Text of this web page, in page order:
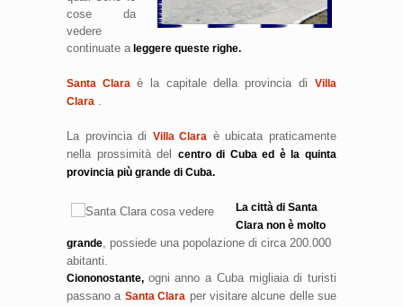
cose da
vedere
continuate a leggere queste righe.
Santa Clara è la capitale della provincia di Villa
Clara
La provincia di Villa Clara è ubicata praticamente
nella prossimità del centro di Cuba ed è la quinta
provincia più grande di Cuba.
La città di Santa
Clara non è molto
grande , possiede una popolazione di circa 200.000
abitanti.
Ciononostante, ogni anno a Cuba migliaia di turisti
passano a Santa Clara per visitare alcune delle sue